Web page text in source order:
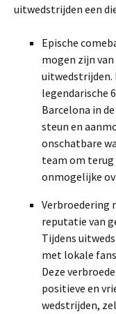
uitwedstrijden een
Epische
mogen zijn
uitwedstrijden.
legendarische
Barcelona in de
steun en
onschatbare
team om terug
onmogelijke
Verbroedering
reputatie van
Tijdens
met lokale
Deze
positieve en
wedstrijden,